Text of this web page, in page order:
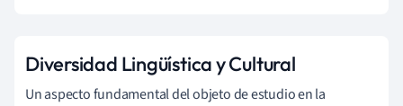
Diversidad Lingüística y Cultural
Un aspecto fundamental del objeto de estudio en la